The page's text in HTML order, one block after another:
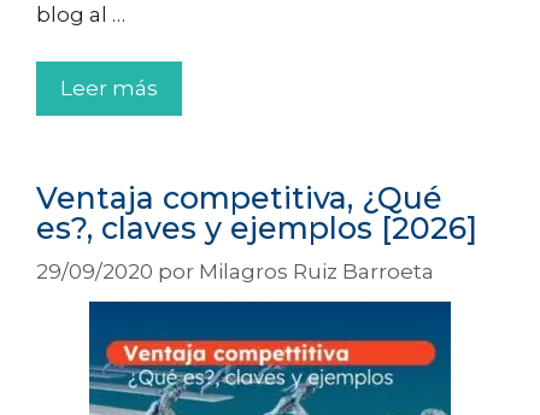
blog al …
Leer más
Ventaja competitiva, ¿Qué
es?, claves y ejemplos [2026]
29/09/2020 por Milagros Ruiz Barroeta